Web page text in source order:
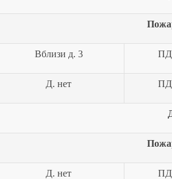
Вблизи д. 3 ПД
Д. нет ПД
Д. нет ПД